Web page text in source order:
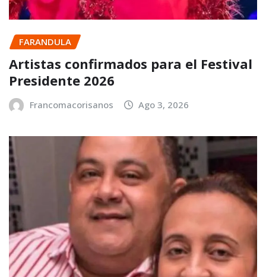
FARANDULA
Artistas confirmados para el Festival
Presidente 2026
Francomacorisanos Ago 3, 2026